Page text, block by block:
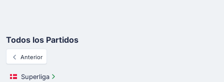
Todos los Partidos
Anterior
Superliga